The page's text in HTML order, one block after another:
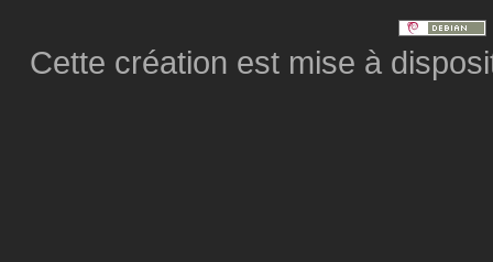
Cette création est mise à